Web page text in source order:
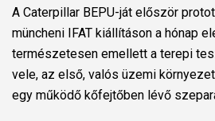
A Caterpillar BEPU-ját először
müncheni IFAT kiállításon a hónap
természetesen emellett a terepi
vele, az első, valós üzemi
egy működő kőfejtőben lévő